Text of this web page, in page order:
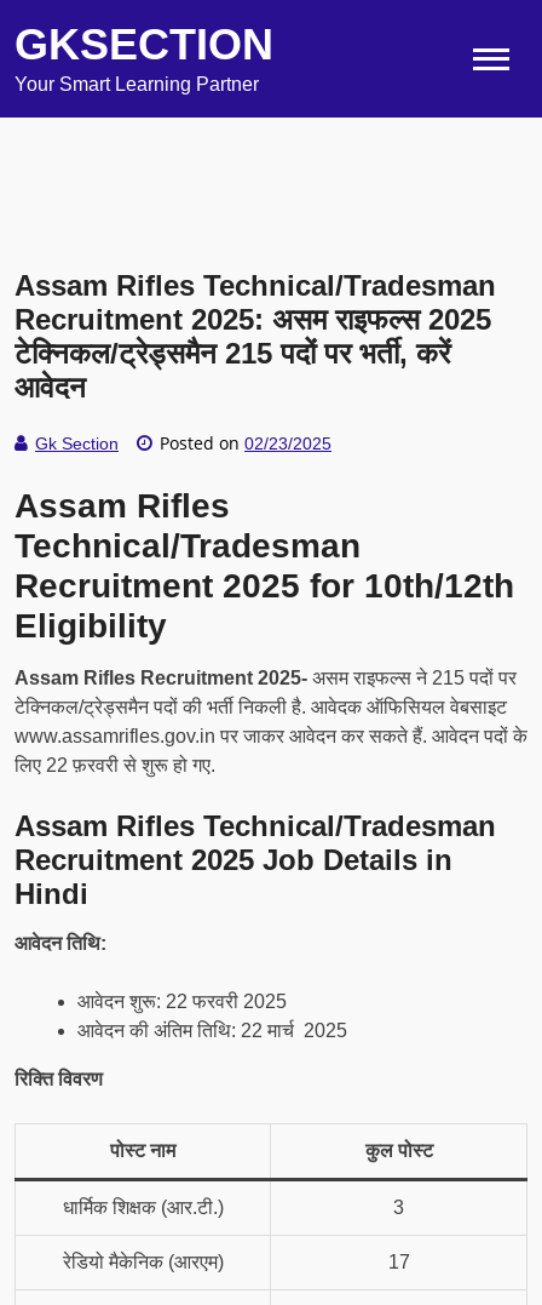
GKSECTION
Your Smart Learning Partner
Assam Rifles Technical/Tradesman
Recruitment 2025: असम राइफल्स 2025
टेक्निकल/ट्रेड्समैन 215 पदों पर भर्ती, करें
आवेदन
Gk Section Posted on 02/23/2025
Assam Rifles
Technical/Tradesman
Recruitment 2025 for 10th/12th
Eligibility
Assam Rifles Recruitment 2025- असम राइफल्स ने 215 पदों पर
टेक्निकल/ट्रेड्समैन पदों की भर्ती निकली है. आवेदक ऑफिसियल वेबसाइट
www.assamrifles.gov.in पर जाकर आवेदन कर सकते हैं. आवेदन पदों के
लिए 22 फ़रवरी से शुरू हो गए.
Assam Rifles Technical/Tradesman
Recruitment 2025 Job Details in
Hindi
आवेदन तिथि:
आवेदन शुरू: 22 फरवरी 2025
आवेदन की अंतिम तिथि: 22 मार्च 2025
रिक्ति विवरण
पोस्ट नाम कुलपोस्ट
धार्मिक शिक्षक (आर.टी.) 3
रेडियो मैकेनिक (आरएम) 17